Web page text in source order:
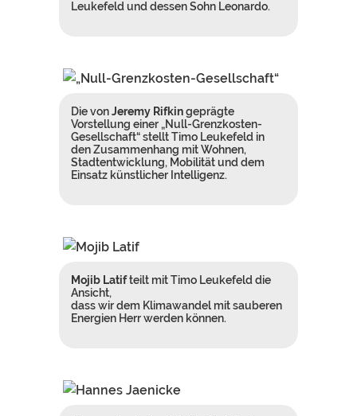
Leukefeld und dessen Sohn Leonardo.
Die vonJeremy Rifkingeprägte
Vorstellung einer „Null-Grenzkosten-
Gesellschaft“ stellt Timo Leukefeld in
den Zusammenhang mit Wohnen,
Stadtentwicklung, Mobilität und dem
Einsatz künstlicher Intelligenz.
Mojib Latifteilt mit Timo Leukefeld die
Ansicht,
dass wir dem Klimawandel mit sauberen
Energien Herr werden können.